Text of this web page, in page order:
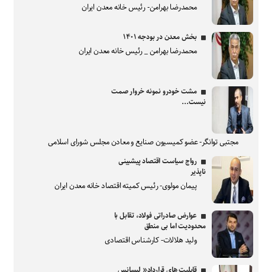
محمدرضا بهرامن- رئیس خانه معدن ایران
بخش معدن در بودجه ۱۴۰۱
محمدرضا بهرامن _ رئیس خانه معدن ایران
مشت خودرو نمونه خروار صمت
نیست...
مجتبی توانگر- عضو کمیسیون صنایع و معادن مجلس شورای اسلامی
رواج سیاست اقتصاد پیشبینی
ناپذیر
پیمان مولوی- رئیس کمیته اقتصاد خانه معدن ایران
عوارض صادراتی فولاد، تقابل با
محدودیت اما بی منطق
ولید هلالات- کارشناس اقتصادی